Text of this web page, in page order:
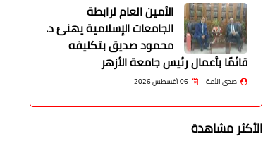
الأمين العام لرابطة
الجامعات الإسلامية يهنئ د.
محمود صديق بتكليفه
قائمًا بأعمال رئيس جامعة الأزهر
صدى الأمة 06 أغسطس 2026
الأكثر مشاهدة